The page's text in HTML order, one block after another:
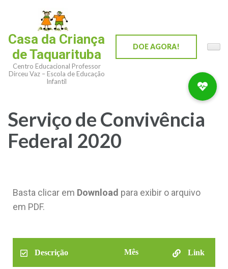
Casa da Criança
de Taquarituba
Centro Educacional Professor
Dirceu Vaz – Escola de Educação
Infantil
DOE AGORA!
Serviço de Convivência
Federal 2020
Basta clicar em Download para exibir o arquivo
em PDF.
Descrição Mês Link